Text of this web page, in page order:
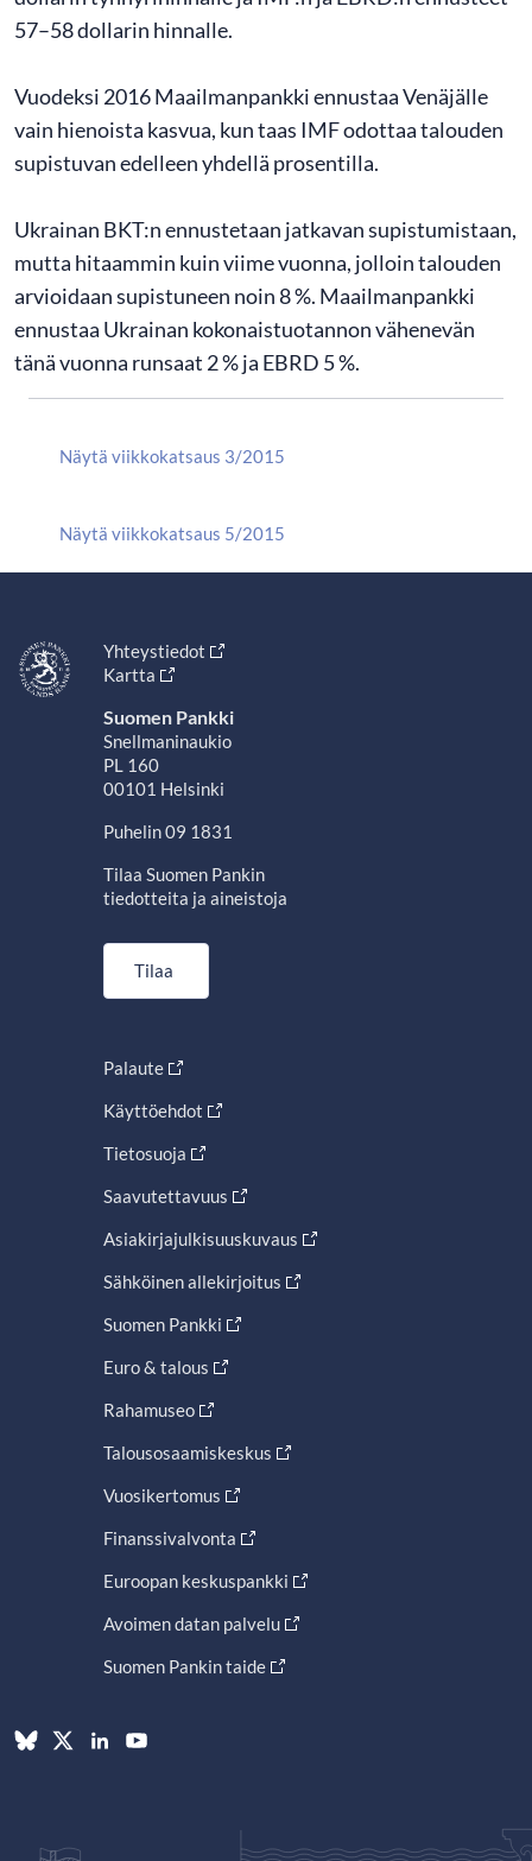
57–58 dollarin hinnalle.
Vuodeksi 2016 Maailmanpankki ennustaa Venäjälle
vain hienoista kasvua, kun taas IMF odottaa talouden
supistuvan edelleen yhdellä prosentilla.
Ukrainan BKT:n ennustetaan jatkavan supistumistaan,
mutta hitaammin kuin viime vuonna, jolloin talouden
arvioidaan supistuneen noin 8 %. Maailmanpankki
ennustaa Ukrainan kokonaistuotannon vähenevän
tänä vuonna runsaat 2 % ja EBRD 5 %.
Näytä viikkokatsaus 3/2015
Näytä viikkokatsaus 5/2015
Yhteystiedot
Kartta
Suomen Pankki
Snellmaninaukio
PL 160
00101 Helsinki
Puhelin 09 1831
Tilaa Suomen Pankin
tiedotteita ja aineistoja
Tilaa
Palaute
Käyttöehdot
Tietosuoja
Saavutettavuus
Asiakirjajulkisuuskuvaus
Sähköinen allekirjoitus
Suomen Pankki
Euro & talous
Rahamuseo
Talousosaamiskeskus
Vuosikertomus
Finanssivalvonta
Euroopan keskuspankki
Avoimen datan palvelu
Suomen Pankin taide